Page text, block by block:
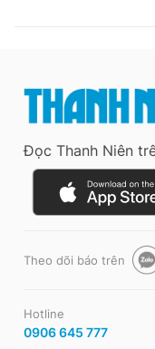
Đọc Thanh Niên
Theo dõi báo trên
Hotline
0906 645 777